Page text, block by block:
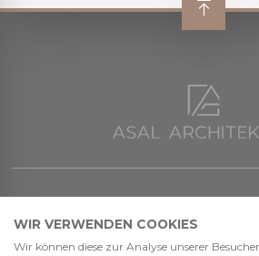
WIR VERWENDEN COOKIES
Wir können diese zur Analyse unserer